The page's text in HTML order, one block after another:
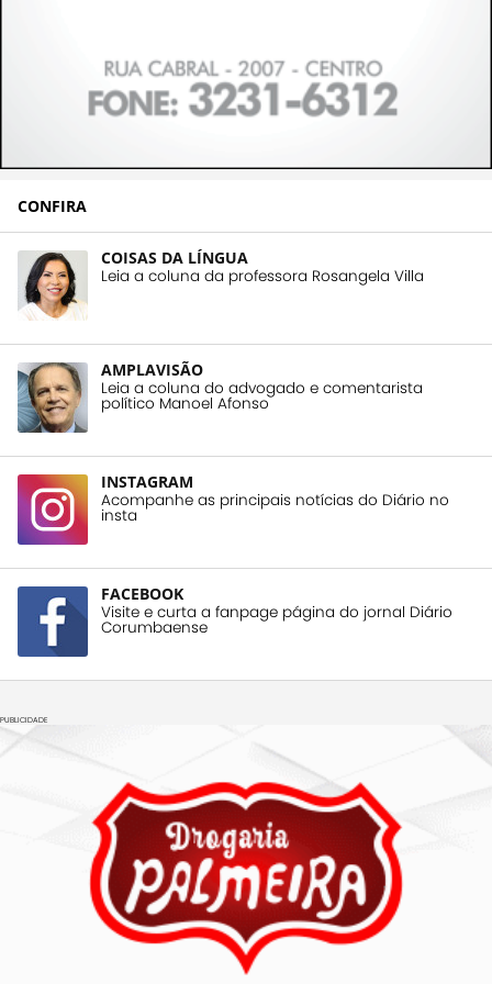
CONFIRA
COISAS DA LÍNGUA
Leia a coluna da professora Rosangela Villa
AMPLAVISÃO
Leia a coluna do advogado e comentarista
político Manoel Afonso
INSTAGRAM
Acompanhe as principais notícias do Diário no
insta
FACEBOOK
Visite e curta a fanpage página do jornal Diário
Corumbaense
PUBLICIDADE